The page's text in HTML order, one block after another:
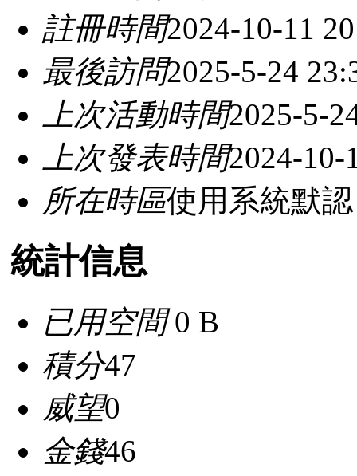
註冊時間2024-10-11
最後訪問2025-5-24
上次活動時間2025-5-
上次發表時間2024-10-
所在時區使用系統默認
統計信息
已用空間0 B
積分47
威望0
金錢46